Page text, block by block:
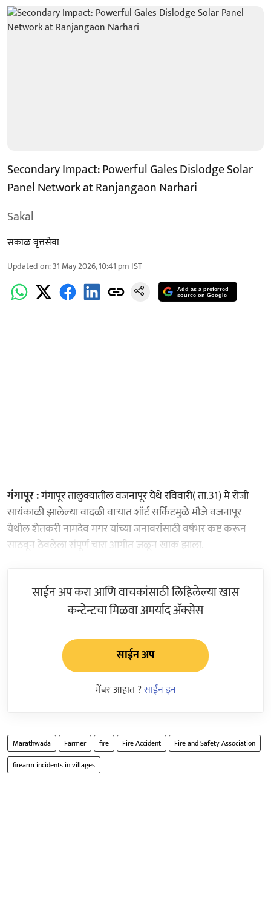
Secondary Impact: Powerful Gales Dislodge Solar
Panel Network at Ranjangaon Narhari
Sakal
सकाळ वृत्तसेवा
Updated on:31 May 2026, 10:41 pm IST
Add as a preferred
source on Google
गंगापूर :गंगापूर तालुक्यातील वजनापूर येथे रविवारी( ता.31) मे रोजी
सायंकाळी झालेल्या वादळी वाऱ्यात शॉर्ट सर्किटमुळे मौजे वजनापूर
येथील शेतकरी नामदेव मगर यांच्या जनावरांसाठी वर्षभर कष्ट करून
साठवून ठेवलेला संपूर्ण चारा आगीत जळून खाक झाला.
साईन अप करा आणि वाचकांसाठी लिहिलेल्या खास
कन्टेन्टचा मिळवा अमर्याद ॲक्सेस
साईन अप
मेंबर आहात ?साईन इन
Marathwada Farmer fire Fire Accident
Fire and Safety Association
firearm incidents in villages